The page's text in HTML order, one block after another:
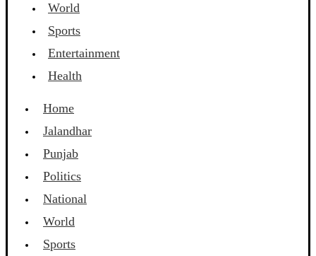
World
Sports
Entertainment
Health
Home
Jalandhar
Punjab
Politics
National
World
Sports